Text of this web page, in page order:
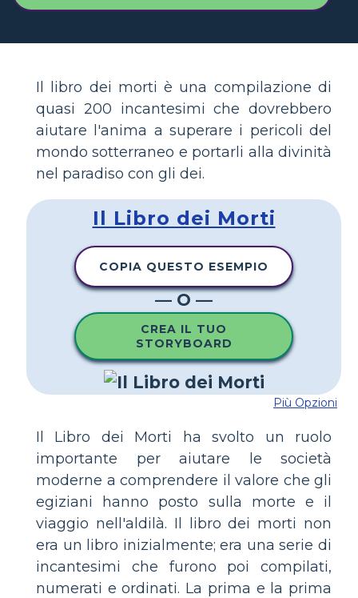
Il libro dei morti è una compilazione di
quasi 200 incantesimi che dovrebbero
aiutare l'anima a superare i pericoli del
mondo sotterraneo e portarli alla divinità
nel paradiso con gli dei.
Il Libro dei Morti
COPIA QUESTO ESEMPIO
— O —
CREA IL TUO
STORYBOARD
Più Opzioni
Il Libro dei Morti ha svolto un ruolo
importante per aiutare le società
moderne a comprendere il valore che gli
egiziani hanno posto sulla morte e il
viaggio nell'aldilà. Il libro dei morti non
era un libro inizialmente; era una serie di
incantesimi che furono poi compilati,
numerati e ordinati. La prima e la prima